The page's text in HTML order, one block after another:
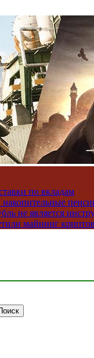
по вкладам
не является
майнинг